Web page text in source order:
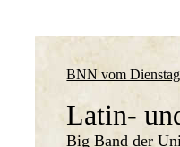
BNN vom
Latin-
Big Band der